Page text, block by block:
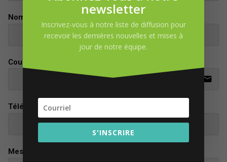
Nom
Courriel
email
Téléphone
Message
newsletter
Inscrivez-vous à notre liste de diffusion pour
recevoir les dernières nouvelles et mises à
jour de notre équipe.
S'INSCRIRE